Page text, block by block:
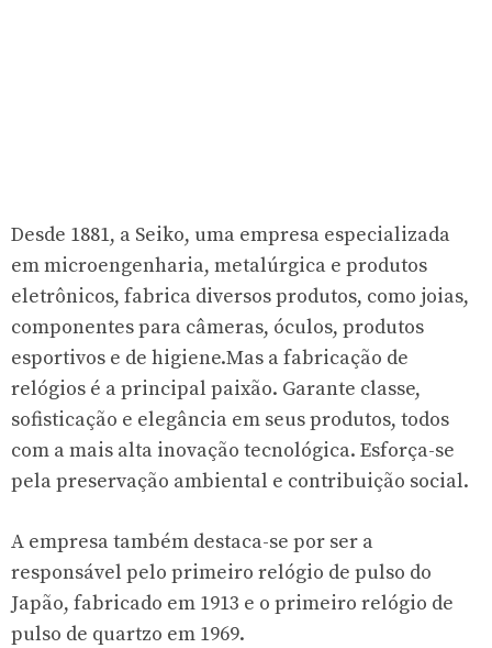
Desde 1881, a Seiko, uma empresa especializada
em microengenharia, metalúrgica e produtos
eletrônicos, fabrica diversos produtos, como joias,
componentes para câmeras, óculos, produtos
esportivos e de higiene.Mas a fabricação de
relógios é a principal paixão. Garante classe,
sofisticação e elegância em seus produtos, todos
com a mais alta inovação tecnológica. Esforça-se
pela preservação ambiental e contribuição social.
A empresa também destaca-se por ser a
responsável pelo primeiro relógio de pulso do
Japão, fabricado em 1913 e o primeiro relógio de
pulso de quartzo em 1969.